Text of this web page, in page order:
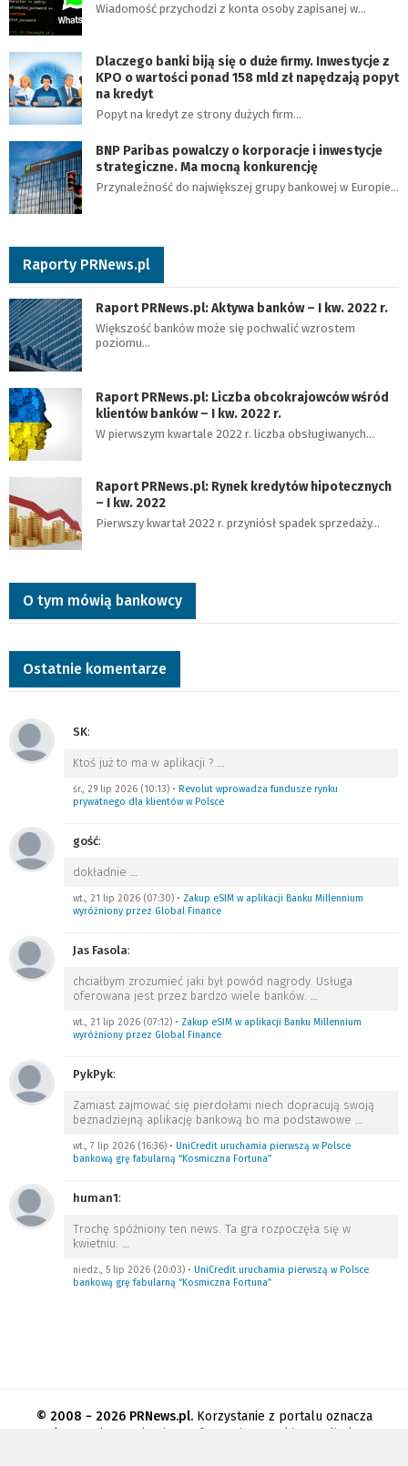
Wiadomość przychodzi z konta osoby zapisanej w…
Dlaczego banki biją się o duże firmy. Inwestycje z
KPO o wartości ponad 158 mld zł napędzają popyt
na kredyt
Popyt na kredyt ze strony dużych firm…
BNP Paribas powalczy o korporacje i inwestycje
strategiczne. Ma mocną konkurencję
Przynależność do największej grupy bankowej w Europie…
Raporty PRNews.pl
Raport PRNews.pl: Aktywa banków – I kw. 2022 r.
Większość banków może się pochwalić wzrostem
poziomu…
Raport PRNews.pl: Liczba obcokrajowców wśród
klientów banków – I kw. 2022 r.
W pierwszym kwartale 2022 r. liczba obsługiwanych…
Raport PRNews.pl: Rynek kredytów hipotecznych
– I kw. 2022
Pierwszy kwartał 2022 r. przyniósł spadek sprzedaży…
O tym mówią bankowcy
Ostatnie komentarze
SK:
Ktoś już to ma w aplikacji ?
śr., 29 lip 2026 (10:13) • Revolut wprowadza fundusze rynku
prywatnego dla klientów w Polsce
gość:
dokładnie
wt., 21 lip 2026 (07:30) • Zakup eSIM w aplikacji Banku Millennium
wyróżniony przez Global Finance
Jas Fasola:
chciałbym zrozumieć jaki był powód nagrody. Usługa
oferowana jest przez bardzo wiele banków.
wt., 21 lip 2026 (07:12) • Zakup eSIM w aplikacji Banku Millennium
wyróżniony przez Global Finance
PykPyk:
Zamiast zajmować się pierdołami niech dopracują swoją
beznadziejną aplikację bankową bo ma podstawowe
wt., 7 lip 2026 (16:36) • UniCredit uruchamia pierwszą w Polsce
bankową grę fabularną “Kosmiczna Fortuna”
human1:
Trochę spóźniony ten news. Ta gra rozpoczęła się w
kwietniu.
niedz., 5 lip 2026 (20:03) • UniCredit uruchamia pierwszą w Polsce
bankową grę fabularną “Kosmiczna Fortuna”
© 2008 − 2026 PRNews.pl.Korzystanie z portalu oznacza
akceptację
regulaminu Informacja o cookies
Polityka